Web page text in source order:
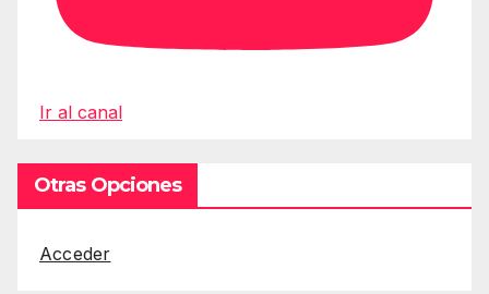
Ir al canal
Otras Opciones
Acceder